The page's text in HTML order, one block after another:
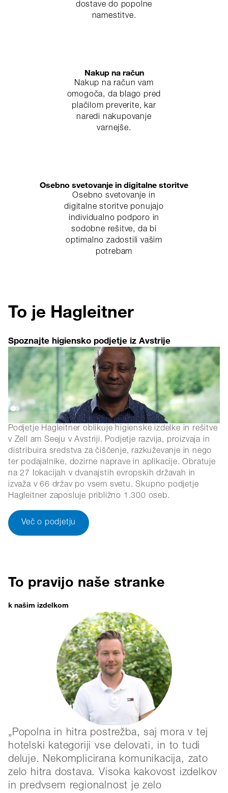
dostave do popolne
namestitve.
Nakup na račun
Nakup na račun vam
omogoča, da blago pred
plačilom preverite, kar
naredi nakupovanje
varnejše.
Osebno svetovanje in digitalne storitve
Osebno svetovanje in
digitalne storitve ponujajo
individualno podporo in
sodobne rešitve, da bi
optimalno zadostili vašim
potrebam
To je Hagleitner
Spoznajte higiensko podjetje iz Avstrije
Podjetje Hagleitner oblikuje higienske izdelke in rešitve
v Zell am Seeju v Avstriji. Podjetje razvija, proizvaja in
distribuira sredstva za čiščenje, razkuževanje in nego
ter podajalnike, dozirne naprave in aplikacije. Obratuje
na 27 lokacijah v dvanajstih evropskih državah in
izvaža v 66 držav po vsem svetu. Skupno podjetje
Hagleitner zaposluje približno 1.300 oseb.
Več o podjetju
To pravijo naše stranke
k našim izdelkom
Popolna in hitra postrežba, saj mora v tej
hotelski kategoriji vse delovati, in to tudi
deluje. Nekomplicirana komunikacija, zato
zelo hitra dostava. Visoka kakovost izdelkov
in predvsem regionalnost je zelo